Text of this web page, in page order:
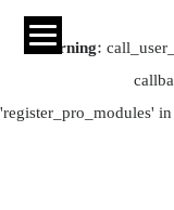
Warning:
'register_pro_modules' in